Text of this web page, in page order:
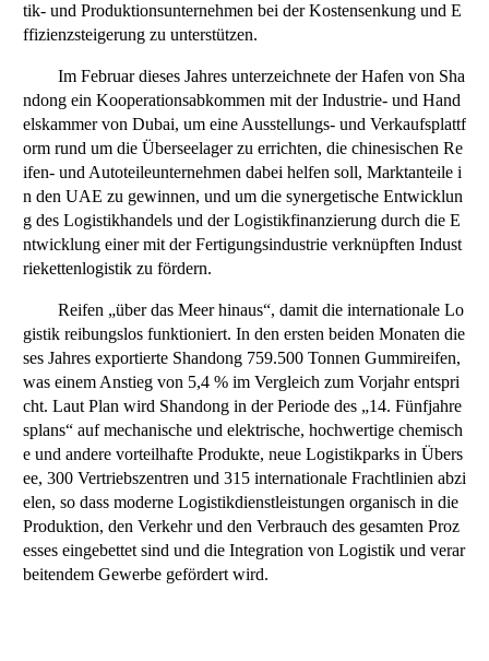
tik- und Produktionsunternehmen bei der Kostensenkung und E
ffizienzsteigerung zu unterstützen.
Im Februar dieses Jahres unterzeichnete der Hafen von Sha
ndong ein Kooperationsabkommen mit der Industrie- und Hand
elskammer von Dubai, um eine Ausstellungs- und Verkaufsplattf
orm rund um die Überseelager zu errichten, die chinesischen Re
ifen- und Autoteileunternehmen dabei helfen soll, Marktanteile i
n den UAE zu gewinnen, und um die synergetische Entwicklun
g des Logistikhandels und der Logistikfinanzierung durch die E
ntwicklung einer mit der Fertigungsindustrie verknüpften Indust
riekettenlogistik zu fördern.
Reifen „über das Meer hinaus“, damit die internationale Lo
gistik reibungslos funktioniert. In den ersten beiden Monaten die
ses Jahres exportierte Shandong 759.500 Tonnen Gummireifen,
was einem Anstieg von 5,4 % im Vergleich zum Vorjahr entspri
cht. Laut Plan wird Shandong in der Periode des „14. Fünfjahre
splans“ auf mechanische und elektrische, hochwertige chemisch
e und andere vorteilhafte Produkte, neue Logistikparks in Übers
ee, 300 Vertriebszentren und 315 internationale Frachtlinien abzi
elen, so dass moderne Logistikdienstleistungen organisch in die
Produktion, den Verkehr und den Verbrauch des gesamten Proz
esses eingebettet sind und die Integration von Logistik und verar
beitendem Gewerbe gefördert wird.